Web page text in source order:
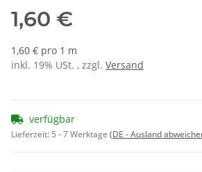
1,60 €
1,60 € pro 1 m
inkl. 19% USt. , zzgl. Versand
verfügbar
Lieferzeit: 5 - 7 Werktage (DE - Ausland